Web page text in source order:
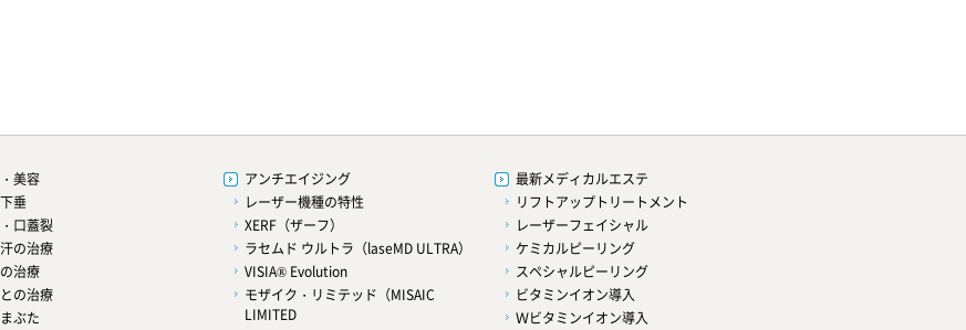
美容
垂
口蓋裂
の治療
治療
の治療
ぶた
アンチエイジング
レーザー機種の特性
XERF（ザーフ）
ラセムド ウルトラ（laseMD ULTRA）
VISIA® Evolution
モザイク・リミテッド（MISAIC
LIMITED
最新メディカルエステ
リフトアップトリートメント
レーザーフェイシャル
ケミカルピーリング
スペシャルピーリング
ビタミンイオン導入
Ｗビタミンイオン導入